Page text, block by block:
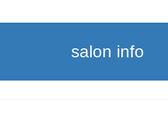
salon info